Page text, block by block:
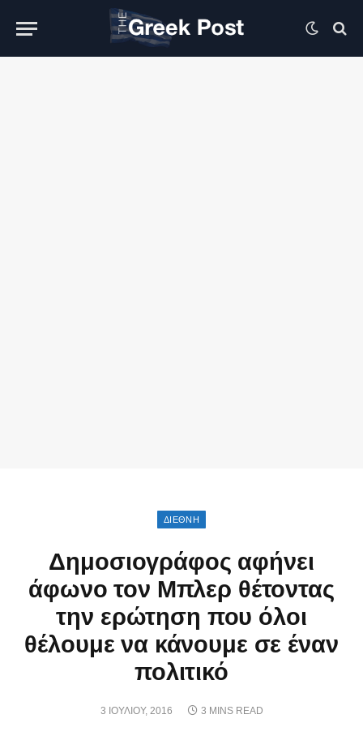
ΔΙΕΘΝΗ
Δημοσιογράφος αφήνει
άφωνο τον Μπλερ θέτοντας
την ερώτηση που όλοι
θέλουμε να κάνουμε σε έναν
πολιτικό
3 ΙΟΥΛΊΟΥ, 2016 3 MINS READ